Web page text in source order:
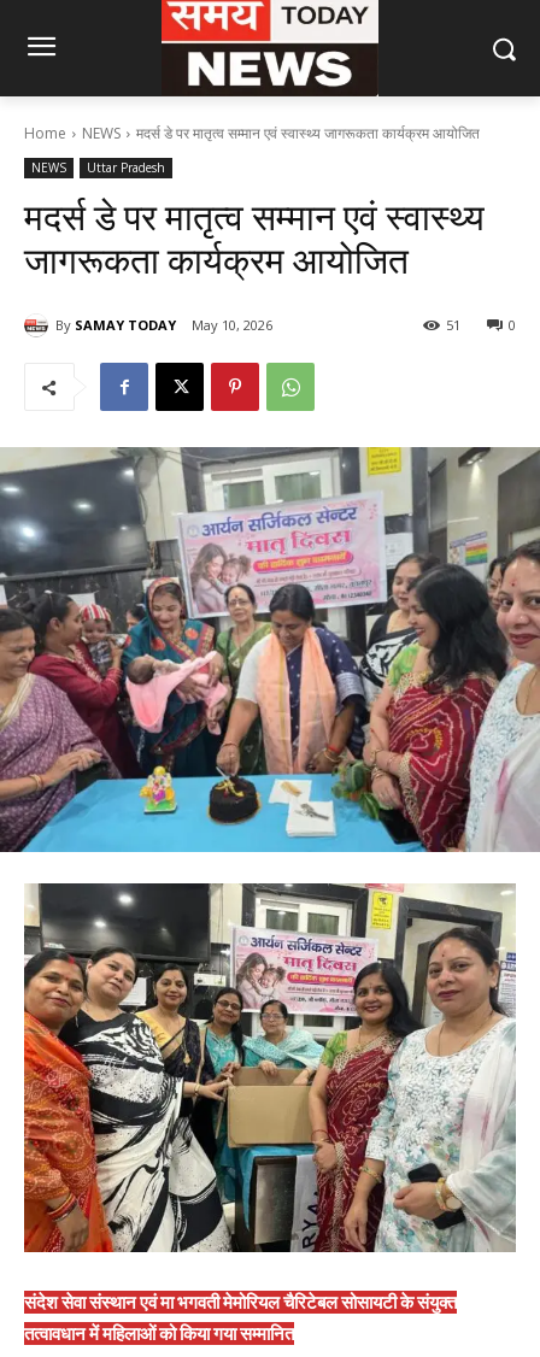
Home NEWS मदर्स डे पर मातृत्व सम्मान एवं स्वास्थ्य जागरूकता कार्यक्रम आयोजित
NEWS Uttar Pradesh
मदर्स डे पर मातृत्व सम्मान एवं स्वास्थ्य
जागरूकता कार्यक्रम आयोजित
By SAMAY TODAY May 10, 2026 0
51
संदेश सेवा संस्थान एवं मा भगवती मेमोरियल चैरिटेबल सोसायटी के संयुक्त
तत्वावधान में महिलाओं को किया गया सम्मानित